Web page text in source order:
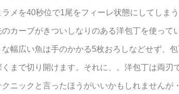
メを40秒位で1尾をフィーレ状態にしてしま
カーブがきついしなりのある洋包丁を使って
幅広い魚は手のかかる5枚おろしなどせず、
まで切り開けます。それに、。洋包丁は両刃
ニックと言ったほうがいいかもしれませんが